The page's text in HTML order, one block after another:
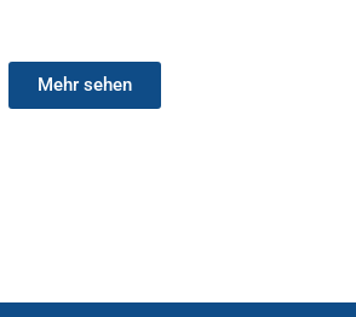
Mehr sehen